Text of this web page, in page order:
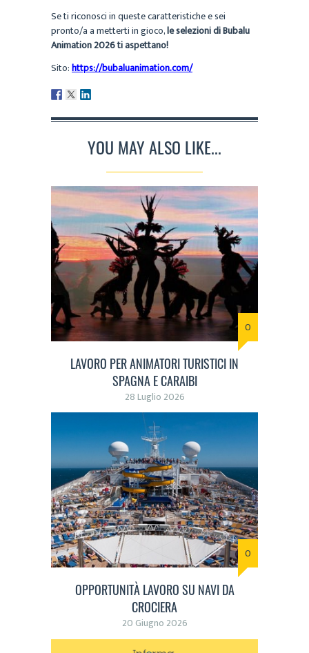
Se ti riconosci in queste caratteristiche e sei
pronto/a a metterti in gioco,le selezioni di Bubalu
Animation 2026 ti aspettano!
Sito:https://bubaluanimation.com/
YOU MAY ALSO LIKE...
0
LAVORO PER ANIMATORI TURISTICI IN
SPAGNA E CARAIBI
28 Luglio 2026
0
OPPORTUNITÀ LAVORO SU NAVI DA
CROCIERA
20 Giugno 2026